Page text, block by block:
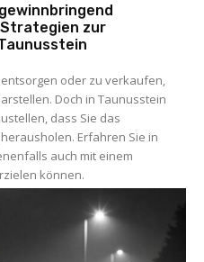
zur
oder zu verkaufen,
Doch in Taunusstein
dass Sie das
Erfahren Sie in
auch mit einem
können.